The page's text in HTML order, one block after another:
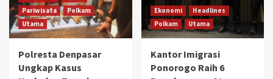
Pariwisata
Polkam
Utama
Polresta Denpasar
Ungkap Kasus
Ekonomi
Headlines
Polkam
Utama
Kantor Imigrasi
Ponorogo Raih 6